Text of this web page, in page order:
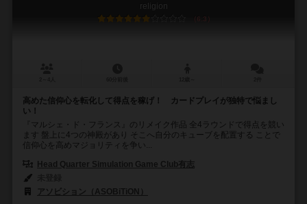
religion
6.3
高めた信仰心を転化して得点を稼げ！ カードプレイが独特で悩まし
い！
『マルシェ・ド・フランス』のリメイク作品 全4ラウンドで得点を競い
ます 盤上に4つの神殿があり そこへ自分のキューブを配置する ことで
信仰心を高めマジョリティを争い...
Head Quarter Simulation Game Club有志
アソビション（ASOBiTiON）